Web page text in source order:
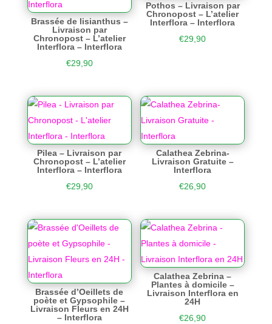
Brassée de lisianthus –
Livraison par
Chronopost – L’atelier
Interflora – Interflora
€29,90
Pothos – Livraison par
Chronopost – L’atelier
Interflora – Interflora
€29,90
Pilea – Livraison par
Chronopost – L’atelier
Interflora – Interflora
€29,90
Calathea Zebrina-
Livraison Gratuite –
Interflora
€26,90
Brassée d’Oeillets de
poète et Gypsophile –
Livraison Fleurs en 24H
– Interflora
Calathea Zebrina –
Plantes à domicile –
Livraison Interflora en
24H
€26,90